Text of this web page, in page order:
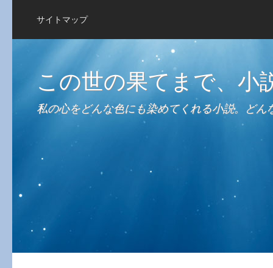
サイトマップ
この世の果てまで、小
私の心をどんな色にも染めてくれる小説。ど